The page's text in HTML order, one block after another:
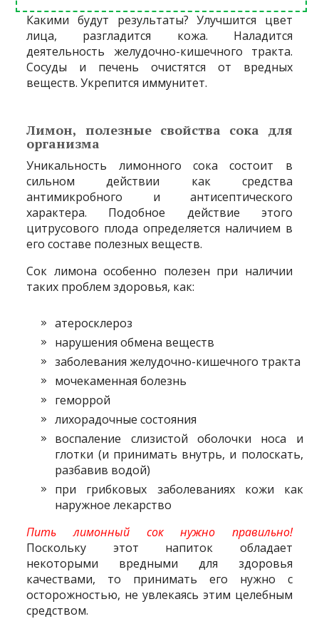
Какими будут результаты? Улучшится цвет
лица, разгладится кожа. Наладится
деятельность желудочно-кишечного тракта.
Сосуды и печень очистятся от вредных
веществ. Укрепится иммунитет.
Лимон, полезные свойства сока для
организма
Уникальность лимонного сока состоит в
сильном действии как средства
антимикробного и антисептического
характера. Подобное действие этого
цитрусового плода определяется наличием в
его составе полезных веществ.
Сок лимона особенно полезен при наличии
таких проблем здоровья, как:
атеросклероз
нарушения обмена веществ
заболевания желудочно-кишечного тракта
мочекаменная болезнь
геморрой
лихорадочные состояния
воспаление слизистой оболочки носа и
глотки (и принимать внутрь, и полоскать,
разбавив водой)
при грибковых заболеваниях кожи как
наружное лекарство
Пить лимонный сок нужно правильно!
Поскольку этот напиток обладает
некоторыми вредными для здоровья
качествами, то принимать его нужно с
осторожностью, не увлекаясь этим целебным
средством.